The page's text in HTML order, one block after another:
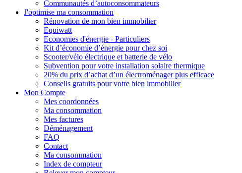
Communautés d’autoconsommateurs
J'optimise ma consommation
Rénovation de mon bien immobilier
Equiwatt
Economies d'énergie - Particuliers
Kit d’économie d’énergie pour chez soi
Scooter/vélo électrique et batterie de vélo
Subvention pour votre installation solaire thermique
20% du prix d’achat d’un électroménager plus efficace
Conseils gratuits pour votre bien immobilier
Mon Compte
Mes coordonnées
Ma consommation
Mes factures
Déménagement
FAQ
Contact
Ma consommation
Index de compteur